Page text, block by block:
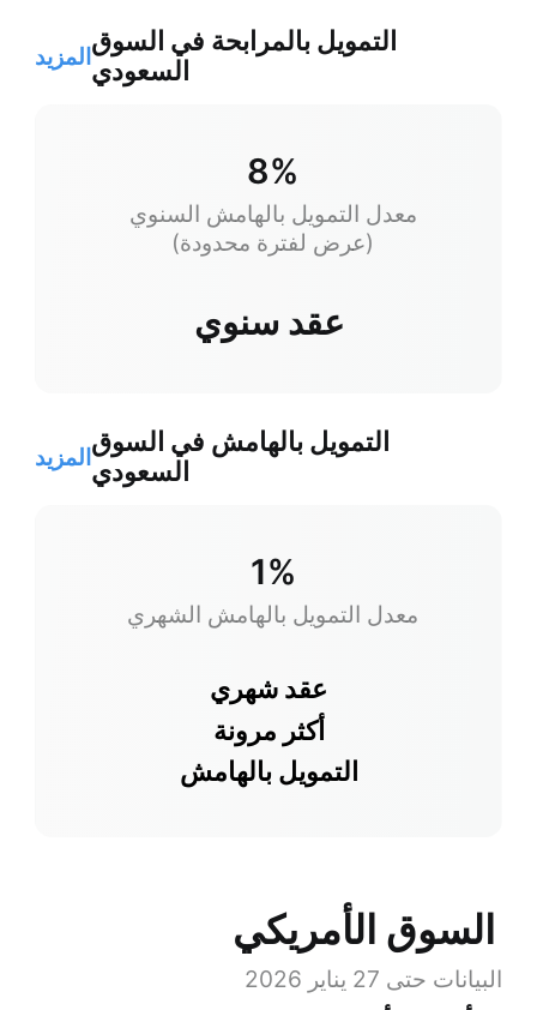
التمويل بالمرابحة في السوق
السعوديالمزيد
8%
معدل التمويل بالهامش السنوي
(عرض لفترة محدودة)
عقد سنوي
التمويل بالهامش في السوق
السعوديالمزيد
1%
معدل التمويل بالهامش الشهري
عقد شهري
أكثر مرونة
التمويل بالهامش
السوق الأمريكي
البيانات حتى 27 يناير 2026